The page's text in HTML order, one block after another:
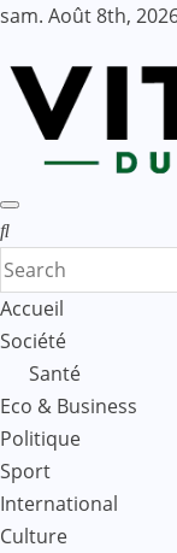
Skip
content
sam. Août 8th,
Accueil
Société
Santé
Eco & Business
Politique
Sport
International
Culture